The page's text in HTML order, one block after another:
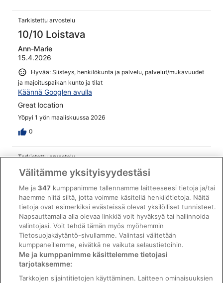
Tarkistettu arvostelu
10/10 Loistava
Ann-Marie
15.4.2026
Hyvää: Siisteys, henkilökunta ja palvelu, palvelut/mukavuudet
ja majoituspaikan kunto ja tilat
Käännä Googlen avulla
Great location
Yöpyi 1 yön maaliskuussa 2026
0
Tarkistettu arvostelu
10/10 Loistava
Lina
20.4.2026
Hyvää: Siisteys, henkilökunta ja palvelu, palvelut/mukavuudet
ja majoituspaikan kunto ja tilat
Käännä Googlen avulla
Great location! Very clean hotel and helpful staff
Yöpyi 5 yötä huhtikuussa 2026
0
Välitämme yksityisyydestäsi
Me ja347 kumppanimme tallennamme laitteeseesi tietoja ja/tai
haemme niitä siitä, jotta voimme käsitellä henkilötietoja. Näitä
tietoja ovat esimerkiksi evästeissä olevat yksilölliset tunnisteet.
Napsauttamalla alla olevaa linkkiä voit hyväksyä tai hallinnoida
valintojasi. Voit tehdä tämän myös myöhemmin
Tietosuojakäytäntö-sivullamme. Valintasi välitetään
kumppaneillemme, eivätkä ne vaikuta selaustietoihin.
Me ja kumppanimme käsittelemme tietojasi
tarjotaksemme:
Tarkkojen sijaintitietojen käyttäminen. Laitteen ominaisuuksien